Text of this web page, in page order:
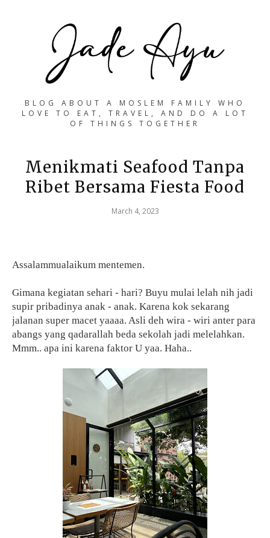
BLOG ABOUT A MOSLEM FAMILY WHO
LOVE TO EAT, TRAVEL, AND DO A LOT
OF THINGS TOGETHER
Menikmati Seafood Tanpa
Ribet Bersama Fiesta Food
March 4, 2023
Assalammualaikum mentemen.
Gimana kegiatan sehari - hari? Buyu mulai lelah nih jadi
supir pribadinya anak - anak. Karena kok sekarang
jalanan super macet yaaaa. Asli deh wira - wiri anter para
abangs yang qadarallah beda sekolah jadi melelahkan.
Mmm.. apa ini karena faktor U yaa. Haha..